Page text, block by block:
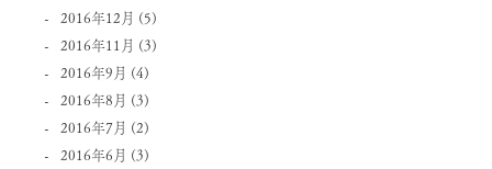
2016年12月 (5)
2016年11月 (3)
2016年9月 (4)
2016年8月 (3)
2016年7月 (2)
2016年6月 (3)